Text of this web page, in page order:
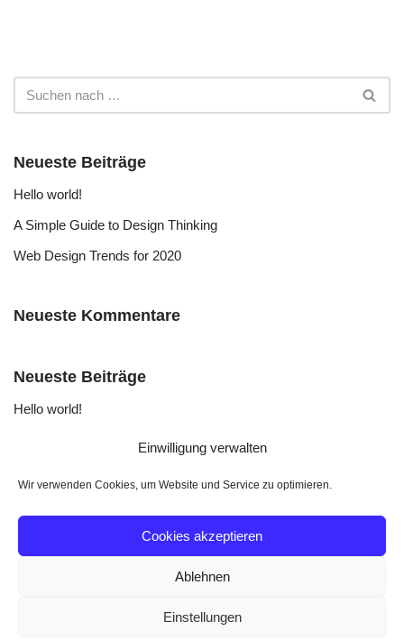
Einwilligung verwalten
Wir verwenden Cookies, um Website und Service zu optimieren.
Cookies akzeptieren
Ablehnen
Einstellungen
Neueste Beiträge
Hello world!
A Simple Guide to Design Thinking
Web Design Trends for 2020
Neueste Kommentare
Neueste Beiträge
Hello world!
A Simple Guide to Design Thinking
Neueste Kommentare